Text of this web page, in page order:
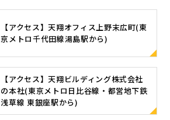
【アクセス】天翔オフィス上野末広町(東
京メトロ千代田線湯島駅から)
【アクセス】天翔ビルディング株式会社
の本社(東京メトロ日比谷線・都営地下鉄
浅草線 東銀座駅から)